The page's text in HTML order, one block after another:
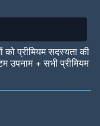
प्रीमियम सदस्यता की
उपनाम + सभी प्रीमियम